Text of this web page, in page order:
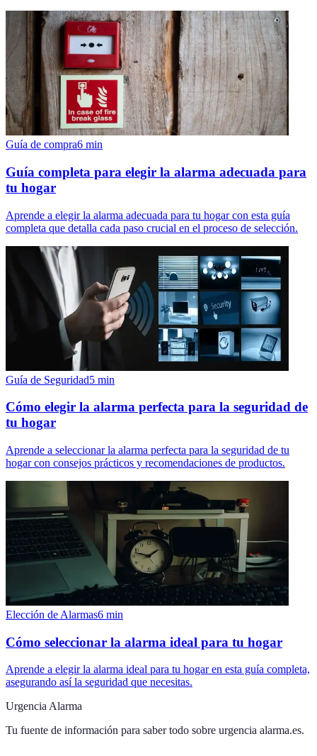
Guía de compra6 min
Guía completa para elegir la alarma adecuada para
tu hogar
Aprende a elegir la alarma adecuada para tu hogar con esta guía
completa que detalla cada paso crucial en el proceso de selección.
Guía de Seguridad5 min
Cómo elegir la alarma perfecta para la seguridad de
tu hogar
Aprende a seleccionar la alarma perfecta para la seguridad de tu
hogar con consejos prácticos y recomendaciones de productos.
Elección de Alarmas6 min
Cómo seleccionar la alarma ideal para tu hogar
Aprende a elegir la alarma ideal para tu hogar en esta guía completa,
asegurando así la seguridad que necesitas.
Urgencia Alarma
Tu fuente de información para saber todo sobre urgencia alarma.es.